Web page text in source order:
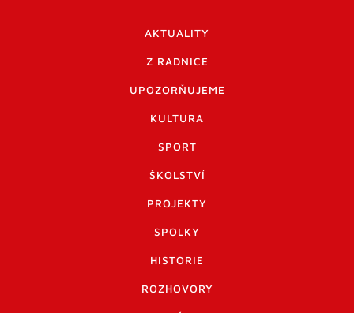
AKTUALITY
Z RADNICE
UPOZORŇUJEME
KULTURA
SPORT
ŠKOLSTVÍ
PROJEKTY
SPOLKY
HISTORIE
ROZHOVORY